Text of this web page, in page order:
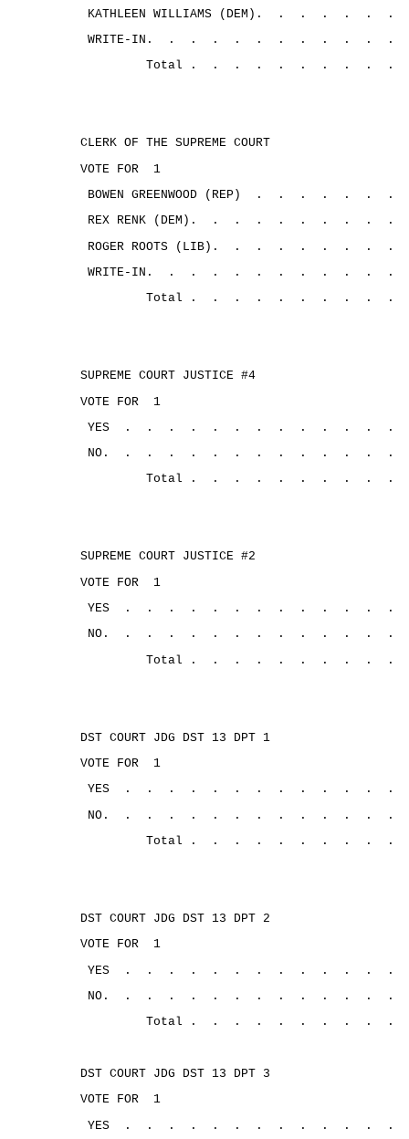
KATHLEEN WILLIAMS (DEM).
. . . . .
.
WRITE-IN.
. . . . . . . . . .
.
Total .
. . . . . . . . .
CLERK OF THE SUPREME COURT
VOTE FOR
1
BOWEN GREENWOOD (REP)
. . . . . .
.
REX RENK (DEM).
. . . . . . . .
.
ROGER ROOTS (LIB).
. . . . . . .
.
WRITE-IN.
. . . . . . . . . .
.
Total .
. . . . . . . . .
SUPREME COURT JUSTICE #4
VOTE FOR
1
YES
. . . . . . . . . . . .
.
NO.
. . . . . . . . . . . .
.
Total .
. . . . . . . . .
SUPREME COURT JUSTICE #2
VOTE FOR
1
YES
. . . . . . . . . . . .
.
NO.
. . . . . . . . . . . .
.
Total .
. . . . . . . . .
DST COURT JDG DST 13 DPT 1
VOTE FOR
1
YES
. . . . . . . . . . . .
.
NO.
. . . . . . . . . . . .
.
Total .
. . . . . . . . .
DST COURT JDG DST 13 DPT 2
VOTE FOR
1
YES
. . . . . . . . . . . .
.
NO.
. . . . . . . . . . . .
.
Total .
. . . . . . . . .
DST COURT JDG DST 13 DPT 3
VOTE FOR
1
YES
. . . . . . . . . . . . .